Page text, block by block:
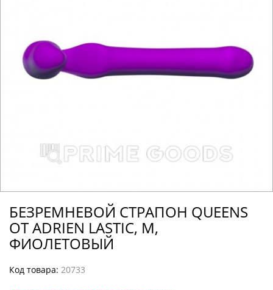
БЕЗРЕМНЕВОЙ СТРАПОН QUEENS
ОТ ADRIEN LASTIC, M,
ФИОЛЕТОВЫЙ
Код товара: 20733